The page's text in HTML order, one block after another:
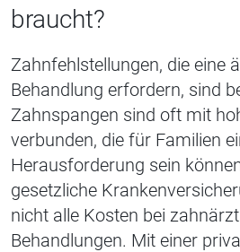
braucht?
Zahnfehlstellungen, die eine
Behandlung erfordern, sind
Zahnspangen sind oft mit
verbunden, die für Familien
Herausforderung sein
gesetzliche
nicht alle Kosten bei
Behandlungen. Mit einer